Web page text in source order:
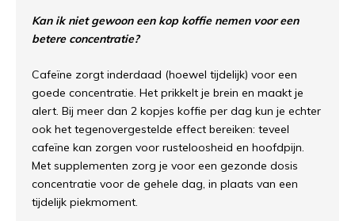
Kan ik niet gewoon een kop koffie nemen voor een
betere concentratie?
Cafeïne zorgt inderdaad (hoewel tijdelijk) voor een
goede concentratie. Het prikkelt je brein en maakt je
alert. Bij meer dan 2 kopjes koffie per dag kun je echter
ook het tegenovergestelde effect bereiken: teveel
cafeïne kan zorgen voor rusteloosheid en hoofdpijn.
Met supplementen zorg je voor een gezonde dosis
concentratie voor de gehele dag, in plaats van een
tijdelijk piekmoment.